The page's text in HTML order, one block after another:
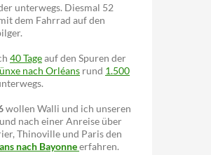
unterwegs. Diesmal 52
dem Fahrrad auf den
40 Tageauf den Spuren der
nach Orléans rund 1.500
wollen Walli und ich unseren
nach einer Anreise über
Thinoville und Paris den
nach Bayonneerfahren.